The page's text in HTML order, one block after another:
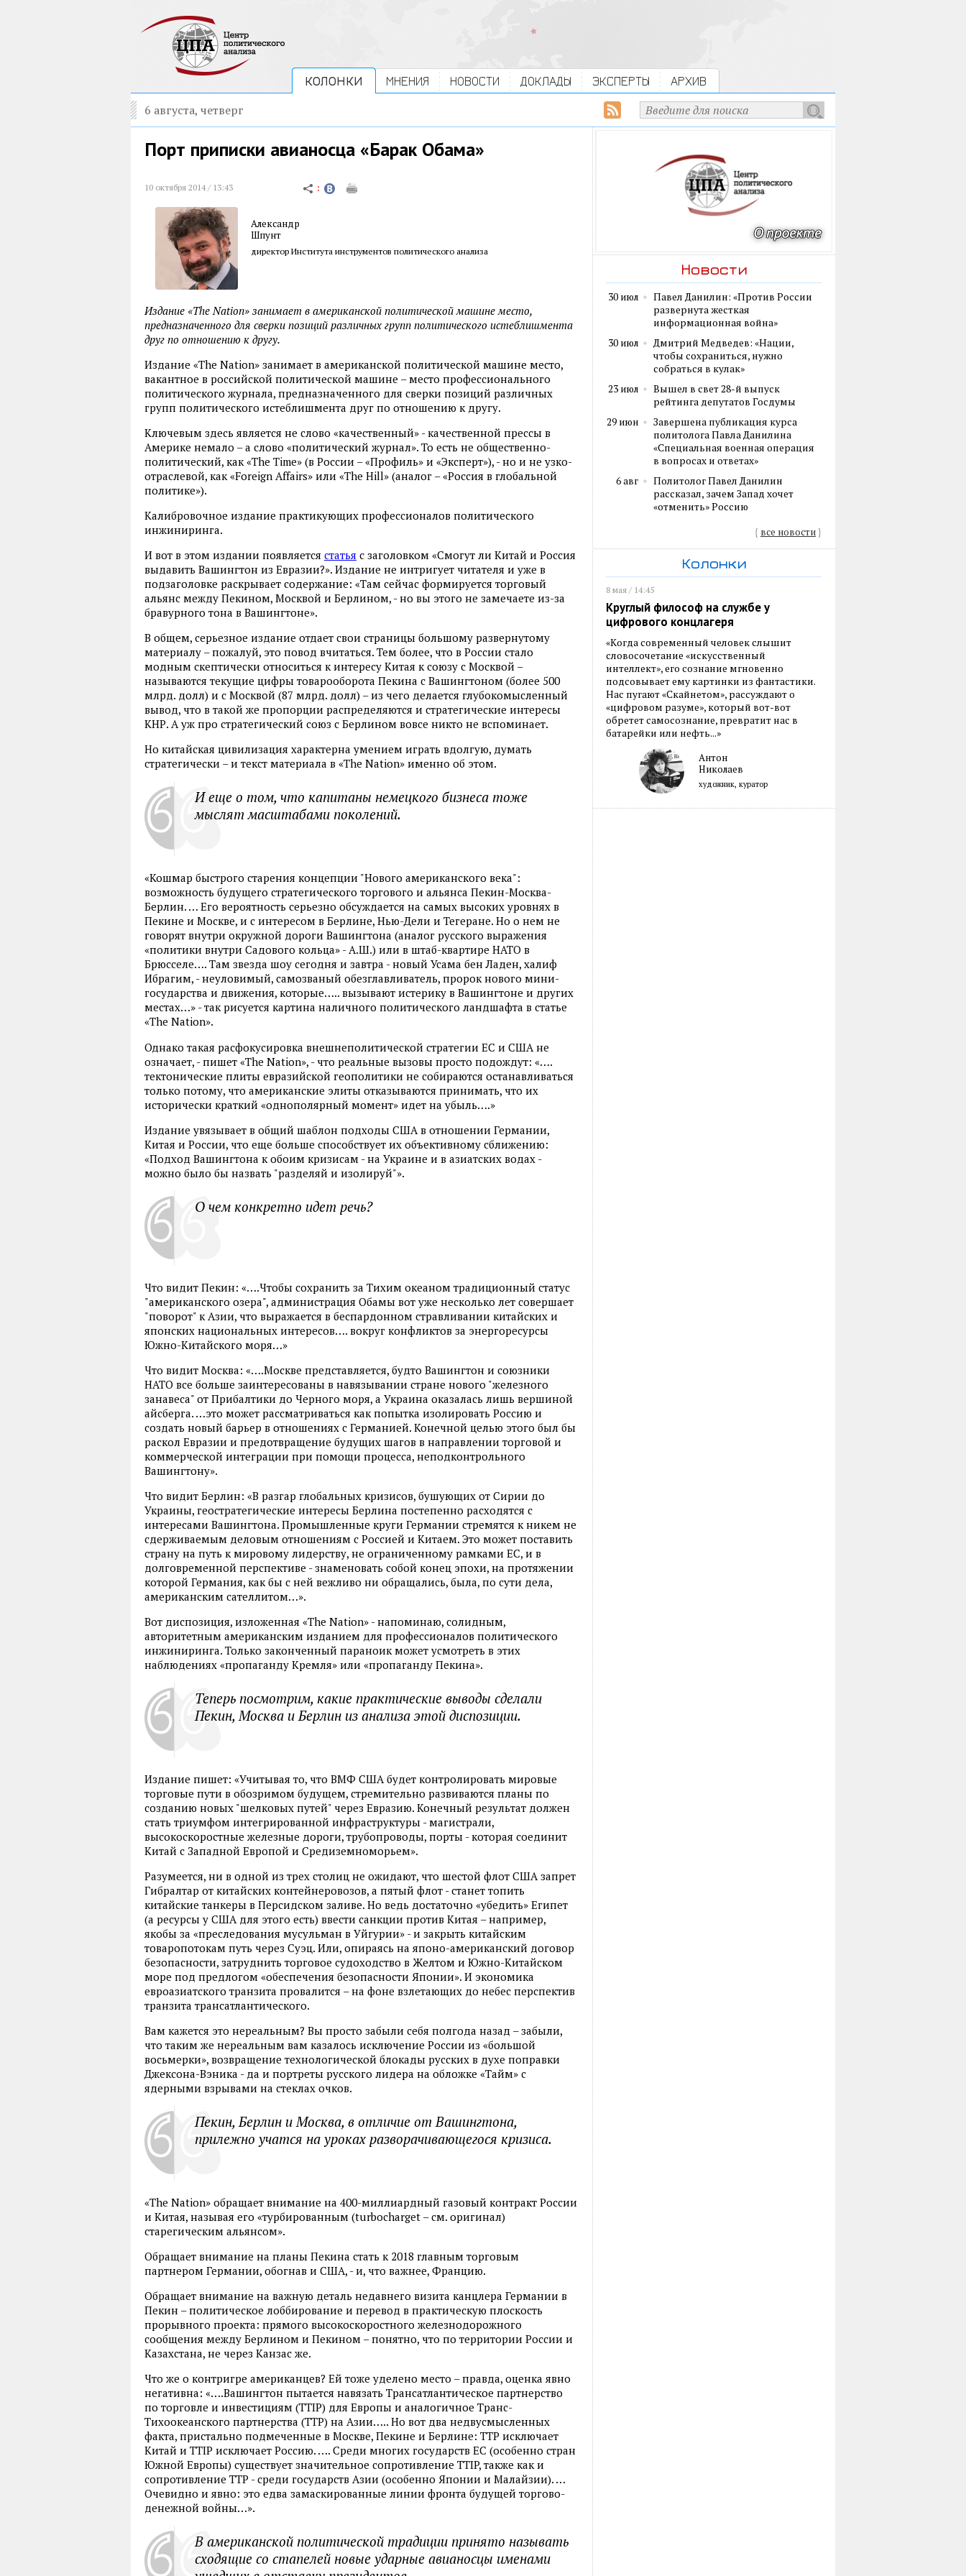
КОЛОНКИ МНЕНИЯ НОВОСТИ ДОКЛАДЫ ЭКСПЕРТЫ АРХИВ
6 августа, четверг
Порт приписки авианосца «Барак Обама»
10 октября 2014 / 13:43
Александр
Шпунт
директор Института инструментов политического анализа
Издание «The Nation» занимает в американской политической машине место,
предназначенного для сверки позиций различных групп политического истеблишмента
друг по отношению к другу.
Издание «The Nation» занимает в американской политической машине место,
вакантное в российской политической машине – место профессионального
политического журнала, предназначенного для сверки позиций различных
групп политического истеблишмента друг по отношению к другу.
Ключевым здесь является не слово «качественный» - качественной прессы в
Америке немало – а слово «политический журнал». То есть не общественно-
политический, как «The Time» (в России – «Профиль» и «Эксперт»), - но и не узко-
отраслевой, как «Foreign Affairs» или «The Hill» (аналог – «Россия в глобальной
политике»).
Калибровочное издание практикующих профессионалов политического
инжиниринга.
И вот в этом издании появляется статья с заголовком «Смогут ли Китай и Россия
выдавить Вашингтон из Евразии?». Издание не интригует читателя и уже в
подзаголовке раскрывает содержание: «Там сейчас формируется торговый
альянс между Пекином, Москвой и Берлином, - но вы этого не замечаете из-за
бравурного тона в Вашингтоне».
В общем, серьезное издание отдает свои страницы большому развернутому
материалу – пожалуй, это повод вчитаться. Тем более, что в России стало
модным скептически относиться к интересу Китая к союзу с Москвой –
называются текущие цифры товарооборота Пекина с Вашингтоном (более 500
млрд. долл) и с Москвой (87 млрд. долл) – из чего делается глубокомысленный
вывод, что в такой же пропорции распределяются и стратегические интересы
КНР. А уж про стратегический союз с Берлином вовсе никто не вспоминает.
Но китайская цивилизация характерна умением играть вдолгую, думать
стратегически – и текст материала в «The Nation» именно об этом.
И еще о том, что капитаны немецкого бизнеса тоже
мыслят масштабами поколений.
«Кошмар быстрого старения концепции "Нового американского века":
возможность будущего стратегического торгового и альянса Пекин-Москва-
Берлин. … Его вероятность серьезно обсуждается на самых высоких уровнях в
Пекине и Москве, и с интересом в Берлине, Нью-Дели и Тегеране. Но о нем не
говорят внутри окружной дороги Вашингтона (аналог русского выражения
«политики внутри Садового кольца» - А.Ш.) или в штаб-квартире НАТО в
Брюсселе…. Там звезда шоу сегодня и завтра - новый Усама бен Ладен, халиф
Ибрагим, - неуловимый, самозваный обезглавливатель, пророк нового мини-
государства и движения, которые….. вызывают истерику в Вашингтоне и других
местах…» - так рисуется картина наличного политического ландшафта в статье
«The Nation».
Однако такая расфокусировка внешнеполитической стратегии ЕС и США не
означает, - пишет «The Nation», - что реальные вызовы просто подождут: «….
тектонические плиты евразийской геополитики не собираются останавливаться
только потому, что американские элиты отказываются принимать, что их
исторически краткий «однополярный момент» идет на убыль….»
Издание увязывает в общий шаблон подходы США в отношении Германии,
Китая и России, что еще больше способствует их объективному сближению:
«Подход Вашингтона к обоим кризисам - на Украине и в азиатских водах -
можно было бы назвать "разделяй и изолируй"».
О чем конкретно идет речь?
Что видит Пекин: «….Чтобы сохранить за Тихим океаном традиционный статус
"американского озера", администрация Обамы вот уже несколько лет совершает
"поворот" к Азии, что выражается в беспардонном стравливании китайских и
японских национальных интересов…. вокруг конфликтов за энергоресурсы
Южно-Китайского моря…»
Что видит Москва: «….Москве представляется, будто Вашингтон и союзники
НАТО все больше заинтересованы в навязывании стране нового "железного
занавеса" от Прибалтики до Черного моря, а Украина оказалась лишь вершиной
айсберга. …это может рассматриваться как попытка изолировать Россию и
создать новый барьер в отношениях с Германией. Конечной целью этого был бы
раскол Евразии и предотвращение будущих шагов в направлении торговой и
коммерческой интеграции при помощи процесса, неподконтрольного
Вашингтону».
Что видит Берлин: «В разгар глобальных кризисов, бушующих от Сирии до
Украины, геостратегические интересы Берлина постепенно расходятся с
интересами Вашингтона. Промышленные круги Германии стремятся к никем не
сдерживаемым деловым отношениям с Россией и Китаем. Это может поставить
страну на путь к мировому лидерству, не ограниченному рамками ЕС, и в
долговременной перспективе - знаменовать собой конец эпохи, на протяжении
которой Германия, как бы с ней вежливо ни обращались, была, по сути дела,
американским сателлитом…».
Вот диспозиция, изложенная «The Nation» - напоминаю, солидным,
авторитетным американским изданием для профессионалов политического
инжиниринга. Только законченный параноик может усмотреть в этих
наблюдениях «пропаганду Кремля» или «пропаганду Пекина».
Теперь посмотрим, какие практические выводы сделали
Пекин, Москва и Берлин из анализа этой диспозиции.
Издание пишет: «Учитывая то, что ВМФ США будет контролировать мировые
торговые пути в обозримом будущем, стремительно развиваются планы по
созданию новых "шелковых путей" через Евразию. Конечный результат должен
стать триумфом интегрированной инфраструктуры - магистрали,
высокоскоростные железные дороги, трубопроводы, порты - которая соединит
Китай с Западной Европой и Средиземноморьем».
Разумеется, ни в одной из трех столиц не ожидают, что шестой флот США запрет
Гибралтар от китайских контейнеровозов, а пятый флот - станет топить
китайские танкеры в Персидском заливе. Но ведь достаточно «убедить» Египет
(а ресурсы у США для этого есть) ввести санкции против Китая – например,
якобы за «преследования мусульман в Уйгурии» - и закрыть китайским
товаропотокам путь через Суэц. Или, опираясь на японо-американский договор
безопасности, затруднить торговое судоходство в Желтом и Южно-Китайском
море под предлогом «обеспечения безопасности Японии». И экономика
евроазиатского транзита провалится – на фоне взлетающих до небес перспектив
транзита трансатлантического.
Вам кажется это нереальным? Вы просто забыли себя полгода назад – забыли,
что таким же нереальным вам казалось исключение России из «большой
восьмерки», возвращение технологической блокады русских в духе поправки
Джексона-Вэника - да и портреты русского лидера на обложке «Тайм» с
ядерными взрывами на стеклах очков.
Пекин, Берлин и Москва, в отличие от Вашингтона,
прилежно учатся на уроках разворачивающегося кризиса.
«The Nation» обращает внимание на 400-миллиардный газовый контракт России
и Китая, называя его «турбированным (turbocharget – см. оригинал)
старегическим альянсом».
Обращает внимание на планы Пекина стать к 2018 главным торговым
партнером Германии, обогнав и США, - и, что важнее, Францию.
Обращает внимание на важную деталь недавнего визита канцлера Германии в
Пекин – политическое лоббирование и перевод в практическую плоскость
прорывного проекта: прямого высокоскоростного железнодорожного
сообщения между Берлином и Пекином – понятно, что по территории России и
Казахстана, не через Канзас же.
Что же о контригре американцев? Ей тоже уделено место – правда, оценка явно
негативна: «….Вашингтон пытается навязать Трансатлантическое партнерство
по торговле и инвестициям (TTIP) для Европы и аналогичное Транс-
Тихоокеанского партнерства (TTP) на Азии….. Но вот два недвусмысленных
факта, пристально подмеченные в Москве, Пекине и Берлине: TTP исключает
Китай и TTIP исключает Россию. …. Среди многих государств ЕС (особенно стран
Южной Европы) существует значительное сопротивление TTIP, также как и
сопротивление TTP - среди государств Азии (особенно Японии и Малайзии). …
Очевидно и явно: это едва замаскированные линии фронта будущей торгово-
денежной войны…».
В американской политической традиции принято называть
сходящие со стапелей новые ударные авианосцы именами
Новости
30 июл
Павел Данилин: «Против России
развернута жесткая
информационная война»
30 июл
Дмитрий Медведев: «Нации,
чтобы сохраниться, нужно
собраться в кулак»
23 июл
Вышел в свет 28-й выпуск
рейтинга депутатов Госдумы
29 июн
Завершена публикация курса
политолога Павла Данилина
«Специальная военная операция
в вопросах и ответах»
6 авг
Политолог Павел Данилин
рассказал, зачем Запад хочет
«отменить» Россию
{ все новости}
Колонки
8 мая / 14:45
Круглый философ на службе у
цифрового концлагеря
«Когда современный человек слышит
словосочетание «искусственный
интеллект», его сознание мгновенно
подсовывает ему картинки из фантастики.
Нас пугают «Скайнетом», рассуждают о
«цифровом разуме», который вот-вот
обретет самосознание, превратит нас в
батарейки или нефть...»
Антон
Николаев
художник, куратор